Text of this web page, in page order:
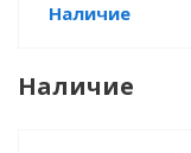
Наличие
Наличие